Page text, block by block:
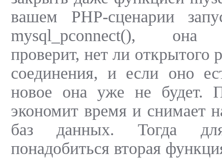
вашем PHP-сценарии
mysql_pconnect(), она
проверит, нет ли открытого
соединения, и если оно
новое она уже не будет.
экономит время и снимает
баз данных. Тогда
понадобиться вторая